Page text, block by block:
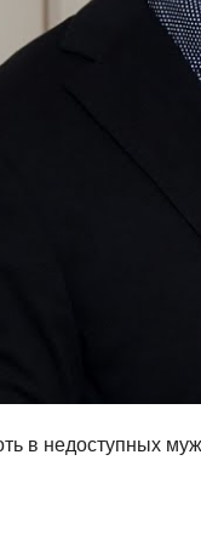
в недоступных